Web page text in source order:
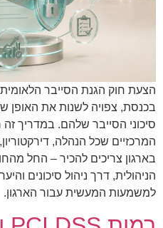
הצעת חוק הגנת הסייבר
בכנסת, צפויה לשנות את האופן
סיכוני הסייבר שלהם. במדריך
בארגון צריכים להכיר – החל
הניהולית, דרך ניהול סיכונים
למשמעות המעשית עבור הארגון.